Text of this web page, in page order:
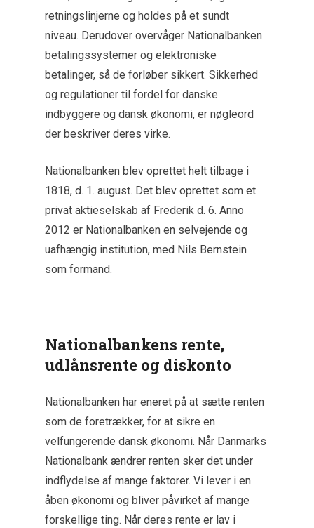
retningslinjerne og holdes på et sundt
niveau. Derudover overvåger Nationalbanken
betalingssystemer og elektroniske
betalinger, så de forløber sikkert. Sikkerhed
og regulationer til fordel for danske
indbyggere og dansk økonomi, er nøgleord
der beskriver deres virke.
Nationalbanken blev oprettet helt tilbage i
1818, d. 1. august. Det blev oprettet som et
privat aktieselskab af Frederik d. 6. Anno
2012 er Nationalbanken en selvejende og
uafhængig institution, med Nils Bernstein
som formand.
Nationalbankens rente,
udlånsrente og diskonto
Nationalbanken har eneret på at sætte renten
som de foretrækker, for at sikre en
velfungerende dansk økonomi. Når Danmarks
Nationalbank ændrer renten sker det under
indflydelse af mange faktorer. Vi lever i en
åben økonomi og bliver påvirket af mange
forskellige ting. Når deres rente er lav i